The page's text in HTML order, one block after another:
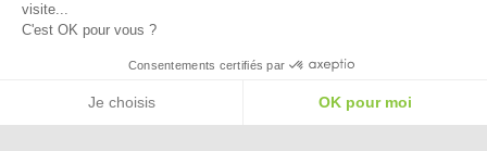
Besoin d'aide pour choisir une
taille ou une pointure ?
visite...
C'est OK pour vous ?
Consentements certifiés par
Je choisis OK pour moi